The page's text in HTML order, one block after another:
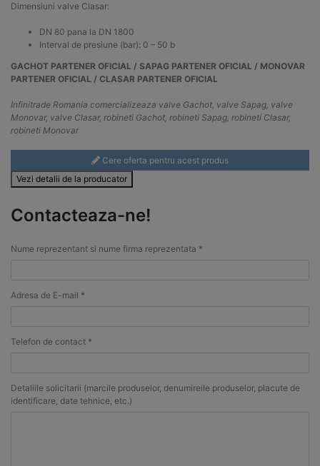
Dimensiuni valve Clasar:
DN 80 pana la DN 1800
Interval de presiune (bar): 0 – 50 b
GACHOT PARTENER OFICIAL / SAPAG PARTENER OFICIAL / MONOVAR
PARTENER OFICIAL / CLASAR PARTENER OFICIAL
Infinitrade Romania comercializeaza valve Gachot, valve Sapag, valve
Monovar, valve Clasar, robineti Gachot, robineti Sapag, robineti Clasar,
robineti Monovar
Cere oferta pentru acest produs
Vezi detalii de la producator
Contacteaza-ne!
Nume reprezentant si nume firma reprezentata *
Adresa de E-mail *
Telefon de contact *
Detaliile solicitarii (marcile produselor, denumireile produselor, placute de
identificare, date tehnice, etc.)